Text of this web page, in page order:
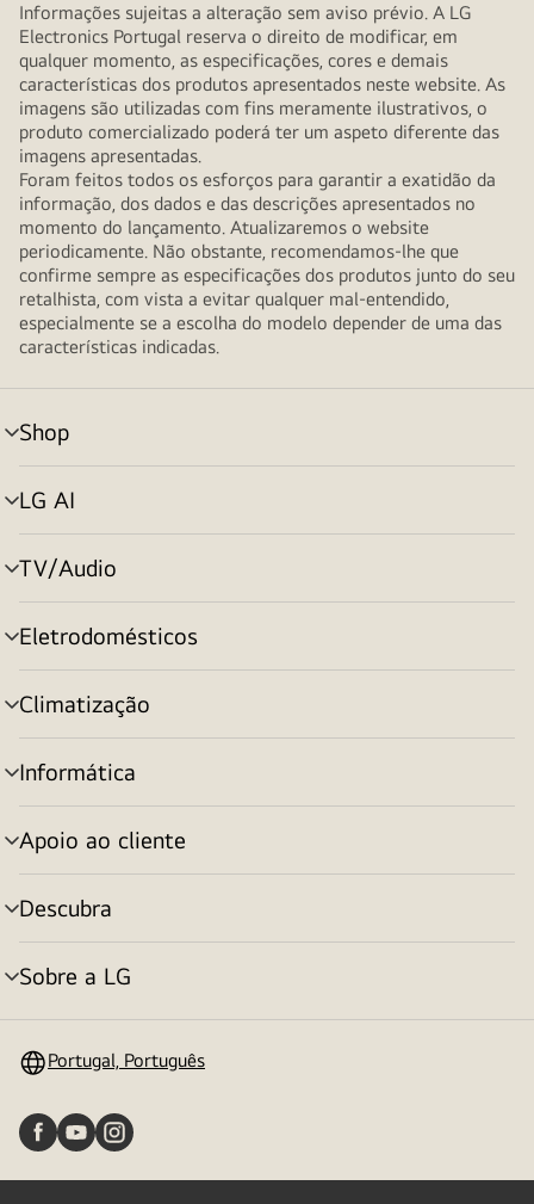
Informações sujeitas a alteração sem aviso prévio. A LG
Electronics Portugal reserva o direito de modificar, em
qualquer momento, as especificações, cores e demais
características dos produtos apresentados neste website. As
imagens são utilizadas com fins meramente ilustrativos, o
produto comercializado poderá ter um aspeto diferente das
imagens apresentadas.
Foram feitos todos os esforços para garantir a exatidão da
informação, dos dados e das descrições apresentados no
momento do lançamento. Atualizaremos o website
periodicamente. Não obstante, recomendamos-lhe que
confirme sempre as especificações dos produtos junto do seu
retalhista, com vista a evitar qualquer mal-entendido,
especialmente se a escolha do modelo depender de uma das
características indicadas.
Shop
alternar
menu
LG AI
alternar
menu
TV/Audio
alternar
menu
Eletrodomésticos
alternar
menu
Climatização
alternar
menu
Informática
alternar
menu
Apoio ao cliente
alternar
menu
Descubra
alternar
menu
Sobre a LG
alternar
Portugal, Português